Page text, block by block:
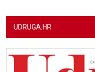
UDRUGA.HR